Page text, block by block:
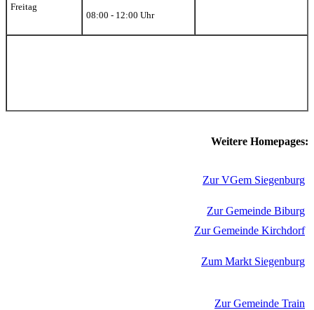
Freitag
08:00 - 12:00 Uhr
Weitere Homepages:
Zur VGem Siegenburg
Zur Gemeinde Biburg
Zur Gemeinde Kirchdorf
Zum Markt Siegenburg
Zur Gemeinde Train